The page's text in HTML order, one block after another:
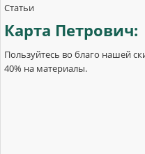
Статьи
Карта Петрович:
Пользуйтесь во благо нашей
40% на материалы.